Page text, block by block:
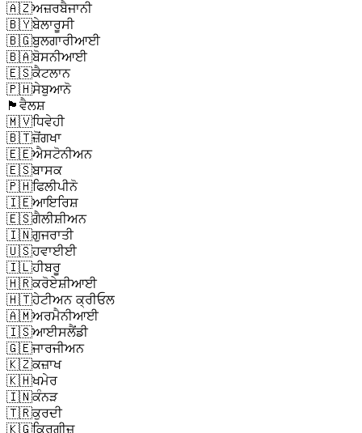
🇦🇿ਅਜ਼ਰਬੈਜਾਨੀ
🇧🇾ਬੇਲਾਰੂਸੀ
🇧🇬ਬੁਲਗਾਰੀਆਈ
🇧🇦ਬੋਸਨੀਆਈ
🇪🇸ਕੈਟਲਾਨ
🇵🇭ਸੇਬੁਆਨੋ
🏴󠁧󠁢󠁷󠁬󠁳󠁿 ਵੈਲਸ਼
🇲🇻ਧਿਵੇਹੀ
🇧🇹ਜ਼ੋਂਗਖਾ
🇪🇪ਐਸਟੋਨੀਅਨ
🇪🇸ਬਾਸਕ
🇵🇭ਫਿਲੀਪੀਨੋ
🇮🇪ਆਇਰਿਸ਼
🇪🇸ਗੈਲੀਸ਼ੀਅਨ
🇮🇳ਗੁਜਰਾਤੀ
🇺🇸ਹਵਾਈਈ
🇮🇱ਹੀਬਰੂ
🇭🇷ਕਰੋਏਸ਼ੀਆਈ
🇭🇹ਹੇਟੀਅਨ ਕ੍ਰੀਓਲ
🇦🇲ਅਰਮੈਨੀਆਈ
🇮🇸ਆਈਸਲੈਂਡੀ
🇬🇪ਜਾਰਜੀਅਨ
🇰🇿ਕਜ਼ਾਖ
🇰🇭ਖਮੇਰ
🇮🇳ਕੰਨੜ
🇹🇷ਕੁਰਦੀ
🇰🇬ਕਿਰਗੀਜ਼